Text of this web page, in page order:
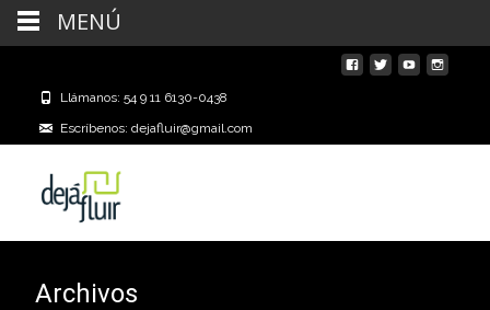
Llámanos: 54 9 11 6130-0438
Escríbenos: dejafluir@gmail.com
Archivos
MENÚ